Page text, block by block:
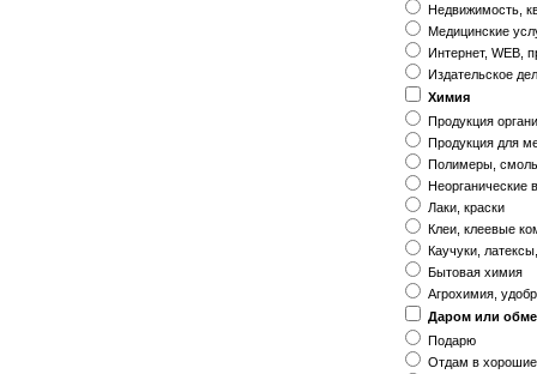
Недвижимость,
Медицинские
Интернет, WEB,
Издательское
Химия
Продукция
Продукция для
Полимеры,
Неорганические
Лаки, краски
Клеи, клеевые
Каучуки,
Бытовая химия
Агрохимия,
Даром или
Подарю
Отдам в хорошие